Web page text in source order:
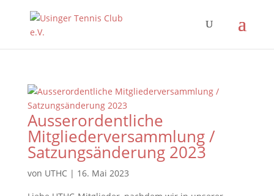
Ausserordentliche
Mitgliederversammlung /
Satzungsänderung 2023
von UTHC| 16. Mai 2023